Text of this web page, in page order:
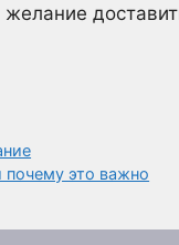
почему это важно